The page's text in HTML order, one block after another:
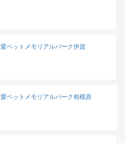
愛ペットメモリアルパーク伊賀
愛ペットメモリアルパーク相模原